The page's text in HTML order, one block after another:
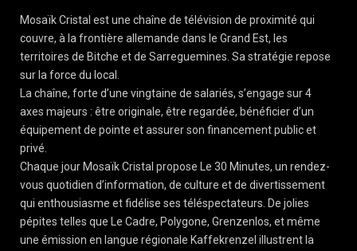
Mosaïk Cristal est une chaîne de télévision de proximité qui
couvre, à la frontière allemande dans le Grand Est, les
territoires de Bitche et de Sarreguemines. Sa stratégie repose
sur la force du local.
La chaîne, forte d’une vingtaine de salariés, s’engage sur 4
axes majeurs : être originale, être regardée, bénéficier d’un
équipement de pointe et assurer son financement public et
privé.
Chaque jour Mosaïk Cristal propose Le 30 Minutes, un rendez-
vous quotidien d’information, de culture et de divertissement
qui enthousiasme et fidélise ses téléspectateurs. De jolies
pépites telles que Le Cadre, Polygone, Grenzenlos, et même
une émission en langue régionale Kaffekrenzel illustrent la